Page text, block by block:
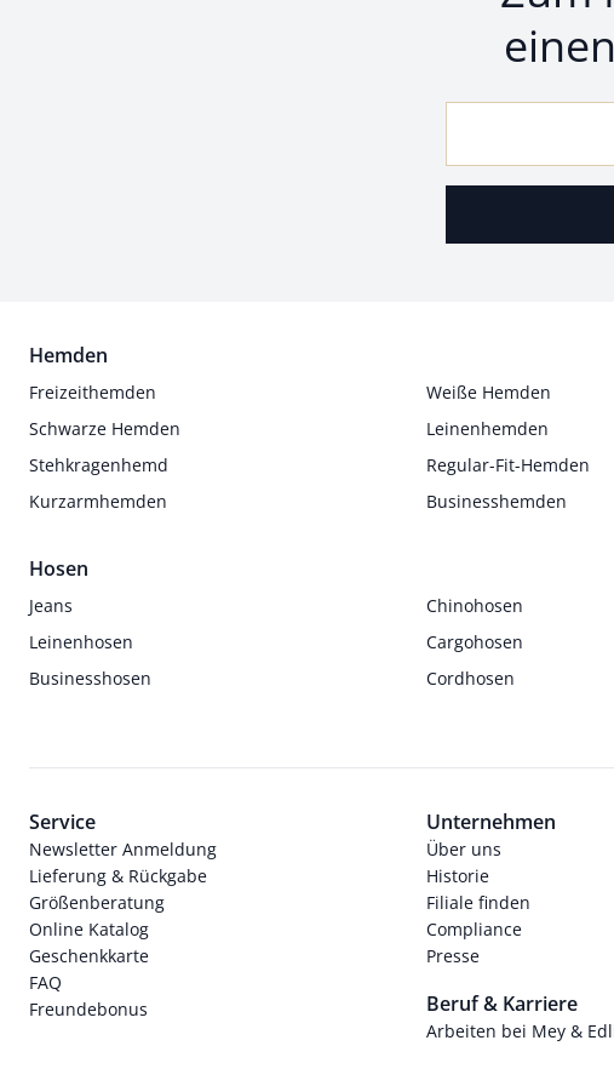
einen
Hemden
Freizeithemden
Weiße Hemden
Schwarze Hemden
Leinenhemden
Stehkragenhemd
Regular-Fit-Hemden
Kurzarmhemden
Businesshemden
Hosen
Jeans
Chinohosen
Leinenhosen
Cargohosen
Businesshosen
Cordhosen
Service
Newsletter Anmeldung
Lieferung & Rückgabe
Größenberatung
Online Katalog
Geschenkkarte
FAQ
Freundebonus
Unternehmen
Über uns
Historie
Filiale finden
Compliance
Presse
Beruf & Karriere
Arbeiten bei Mey &